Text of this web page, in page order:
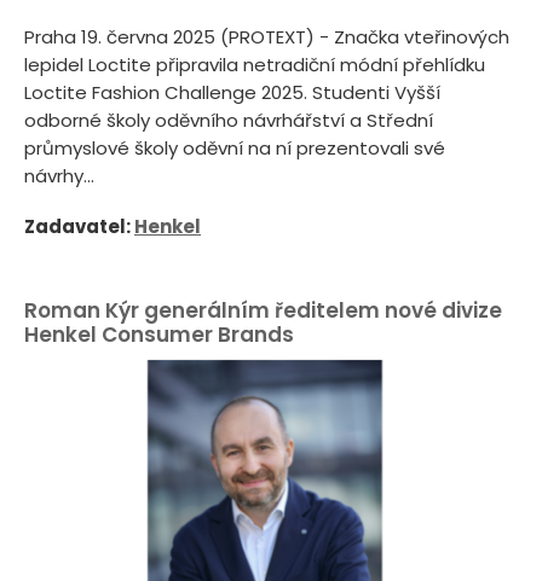
Praha 19. června 2025 (PROTEXT) - Značka vteřinových
lepidel Loctite připravila netradiční módní přehlídku
Loctite Fashion Challenge 2025. Studenti Vyšší
odborné školy oděvního návrhářství a Střední
průmyslové školy oděvní na ní prezentovali své
návrhy...
Zadavatel:Henkel
Roman Kýr generálním ředitelem nové divize
Henkel Consumer Brands